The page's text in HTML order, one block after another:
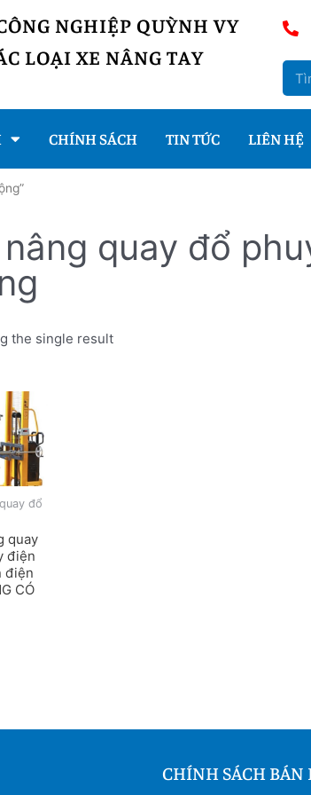
NGHIỆP QUỲNH VY
LOẠI XE NÂNG TAY
CHÍNH SÁCH TIN TỨC LIÊN HỆ
nâng quay đổ
the single result
đổ
quay
điện
điện
CÓ
CHÍNH SÁCH BÁN